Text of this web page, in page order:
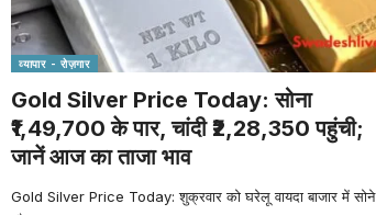
व्यापार - रोज़गार
Gold Silver Price Today: सोना
₹1,49,700 के पार, चांदी ₹2,28,350 पहुंची;
जानें आज का ताजा भाव
Gold Silver Price Today: शुक्रवार को घरेलू वायदा बाजार में सोने